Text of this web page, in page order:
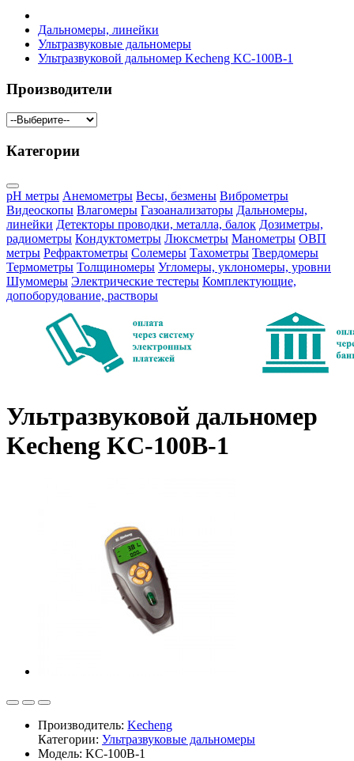
Дальномеры, линейки
Ультразвуковые дальномеры
Ультразвуковой дальномер Kecheng KC-100B-1
Производители
Категории
pH метры Анемометры Весы, безмены Виброметры
Видеоскопы Влагомеры Газоанализаторы Дальномеры,
линейки Детекторы проводки, металла, балок Дозиметры,
радиометры Кондуктометры Люксметры Манометры ОВП
метры Рефрактометры Солемеры Тахометры Твердомеры
Термометры Толщиномеры Угломеры, уклономеры, уровни
Шумомеры Электрические тестеры Комплектующие,
допоборудование, растворы
Ультразвуковой дальномер
Kecheng KC-100B-1
Производитель: Kecheng
Категории: Ультразвуковые дальномеры
Модель: KC-100B-1